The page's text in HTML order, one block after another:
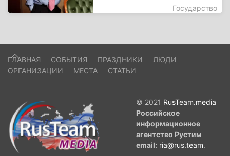
Государство
ГЛАВНАЯ СОБЫТИЯ ПРАЗДНИКИ
ЛЮДИ
ОРГАНИЗАЦИИ
МЕСТА СТАТЬИ
© 2021 RusTeam.media
Российское
информационное
агентство Рустим
email: ria@rus.team.